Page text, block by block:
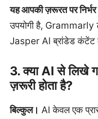
यह आपकी ज़रूरत पर
उपयोगी है, Grammarly
Jasper AI ब्रांडेड कंटेंट
3. क्या AI से लिखे
ज़रूरी होता है?
बिल्कुल। AI केवल एक